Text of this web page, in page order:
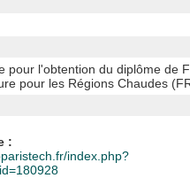
pour l'obtention du diplôme de
pour les Régions Chaudes
:
index.php?